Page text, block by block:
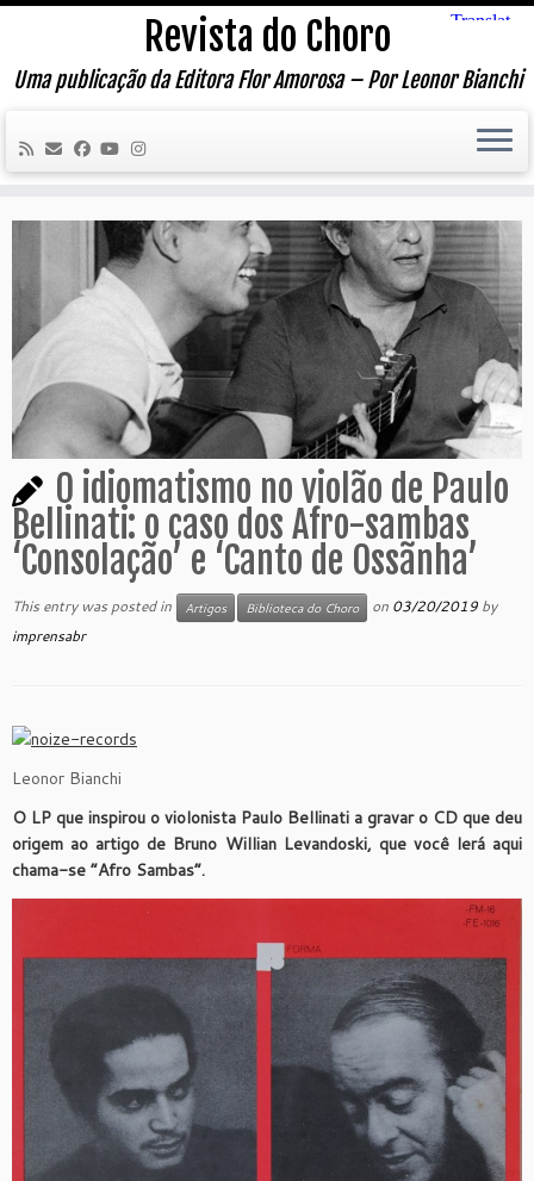
Skip
content
Revista do Choro
Uma publicação da Editora Flor Amorosa – Por Leonor Bianchi
O idiomatismo no violão de Paulo
Bellinati: o caso dos Afro-sambas
‘Consolação’ e ‘Canto de Ossãnha’
This entry was posted in Artigos Biblioteca do Choro on 03/20/2019 by
imprensabr
Leonor Bianchi
O LP que inspirou o violonista Paulo Bellinati a gravar o CD que deu
origem ao artigo de Bruno Willian Levandoski, que você lerá aqui
chama-se ”Afro Sambas”.